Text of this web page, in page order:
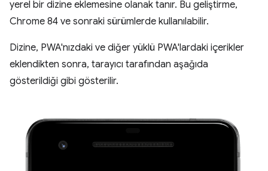
yerel bir dizine eklemesine olanak tanır. Bu geliştirme,
Chrome 84 ve sonraki sürümlerde kullanılabilir.
Dizine, PWA'nızdaki ve diğer yüklü PWA'lardaki içerikler
eklendikten sonra, tarayıcı tarafından aşağıda
gösterildiği gibi gösterilir.